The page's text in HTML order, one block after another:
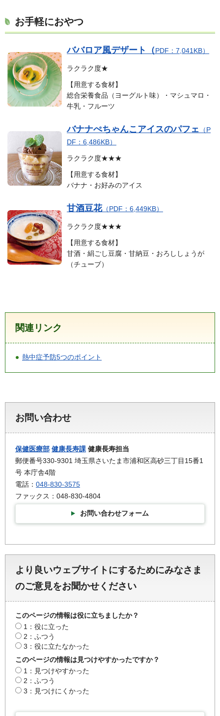
お手軽におやつ
ババロア風デザート（PDF：7,041KB）
ラクラク度★
【用意する食材】
総合栄養食品（ヨーグルト味）・マシュマロ・
牛乳・フルーツ
バナナぺちゃんこアイスのパフェ （P
DF：6,486KB）
ラクラク度★★★
【用意する食材】
バナナ・お好みのアイス
甘酒豆花（PDF：6,449KB）
ラクラク度★★★
【用意する食材】
甘酒・絹ごし豆腐・甘納豆・おろししょうが
（チューブ）
関連リンク
熱中症予防5つのポイント
お問い合わせ
保健医療部 健康長寿課 健康長寿担当
郵便番号330-9301 埼玉県さいたま市浦和区高砂三丁目15番1
号 本庁舎4階
電話： 048-830-3575
ファックス：048-830-4804
お問い合わせフォーム
より良いウェブサイトにするためにみなさま
のご意見をお聞かせください
このページの情報は役に立ちましたか？
1：役に立った
2：ふつう
3：役に立たなかった
このページの情報は見つけやすかったですか？
1：見つけやすかった
2：ふつう
3：見つけにくかった